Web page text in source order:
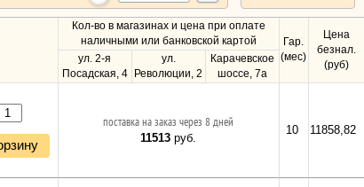
Кол-во в магазинах и цена при оплате
наличными или банковской картой
Гар.
(мес)
Цена
безнал.
(руб)
ул. 2-я
Посадская, 4
ул.
Революции, 2
Карачевское
шоссе, 7а
поставка на заказ через 8 дней
11513 руб.
10 11858,82